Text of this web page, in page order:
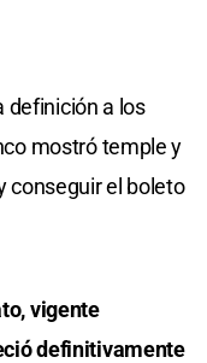
definición a los
mostró temple y
conseguir el boleto
vigente
definitivamente